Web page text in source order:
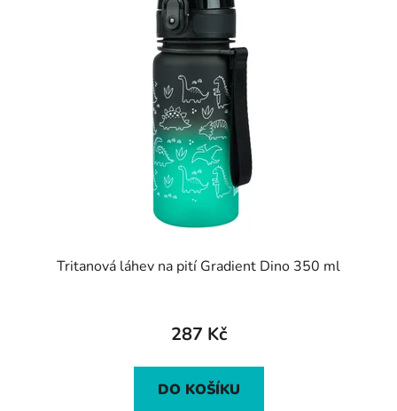
Tritanová láhev na pití Gradient Dino 350 ml
287 Kč
DO KOŠÍKU